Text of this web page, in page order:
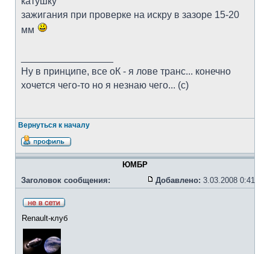
зажигания при проверке на искру в зазоре 15-20
мм
Ну в принципе, все оК - я лове транс... конечно
хочется чего-то но я незнаю чего... (с)
Вернуться к началу
ЮМБР
Заголовок сообщения:
Добавлено: 3.03.2008 0:41
Renault-клуб